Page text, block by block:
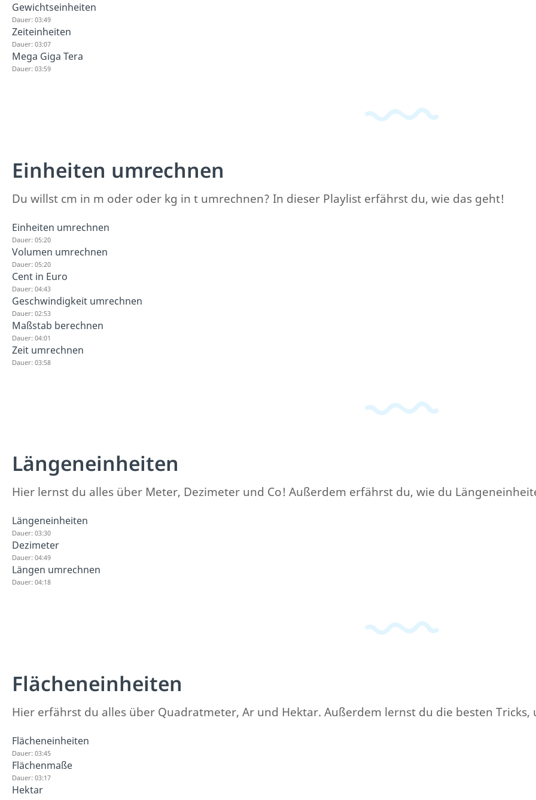
Gewichtseinheiten
Dauer: 03:49
Zeiteinheiten
Dauer: 03:07
Mega Giga Tera
Dauer: 03:59
Einheiten umrechnen
Du willst cm in m oder oder kg in t umrechnen? In dieser Playlist erfährst du, wie das geht!
Einheiten umrechnen
Dauer: 05:20
Volumen umrechnen
Dauer: 05:20
Cent in Euro
Dauer: 04:43
Geschwindigkeit umrechnen
Dauer: 02:53
Maßstab berechnen
Dauer: 04:01
Zeit umrechnen
Dauer: 03:58
Längeneinheiten
Hier lernst du alles über Meter, Dezimeter und Co! Außerdem erfährst du, wie du
Längeneinheiten
Dauer: 03:30
Dezimeter
Dauer: 04:49
Längen umrechnen
Dauer: 04:18
Flächeneinheiten
Hier erfährst du alles über Quadratmeter, Ar und Hektar. Außerdem lernst du die besten
Flächeneinheiten
Dauer: 03:45
Flächenmaße
Dauer: 03:17
Hektar